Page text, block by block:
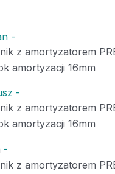
-
z amortyzatorem
amortyzacji 16mm
-
z amortyzatorem
amortyzacji 16mm
-
z amortyzatorem